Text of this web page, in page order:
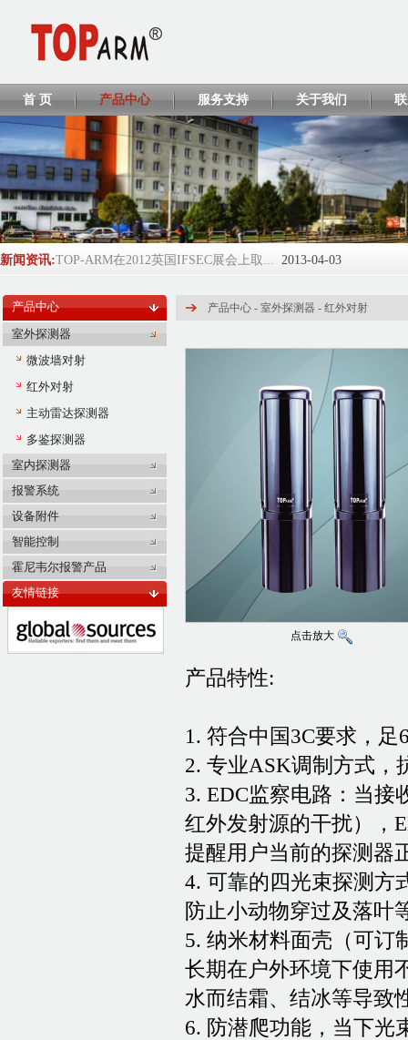
首 页 产品中心 服务支持 关于我们
新闻资讯:TOP-ARM在2012英国IFSEC展会上取... 2013-04-03
TOP-ARM将参展ISC WEST 2013
TP428 CCC证书 2013-04-01
EL208/EL218/EL380 CCC证书
2016-2017年度环球资源Globalsou... 2017-06-05
产品中心
室外探测器
微波墙对射
红外对射
主动雷达探测器
多鉴探测器
室内探测器
报警系统
设备附件
智能控制
霍尼韦尔报警产品
友情链接
产品中心 - 室外探测器 - 红外对射
点击放大
产品特性:
1. 符合中国3C要求，
2. 专业ASK调制方式，
3. EDC监察电路：当接
红外发射源的干扰），
提醒用户当前的探测器
4. 可靠的四光束探测方
防止小动物穿过及落叶
5. 纳米材料面壳（可订
长期在户外环境下使用
水而结霜、结冰等导致
6. 防潜爬功能，当下光